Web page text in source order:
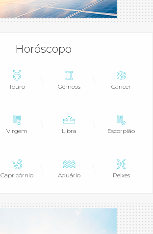
Horóscopo
Touro Gêmeos Câncer
Virgem Libra Escorpião
Capricórnio Aquário Peixes